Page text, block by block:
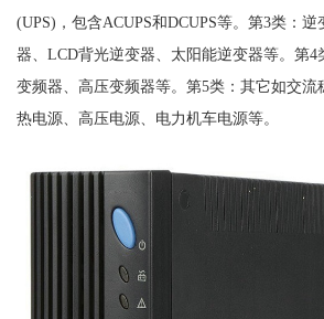
(UPS)，包含ACUPS和DCUPS等。第3类：
器、LCD背光逆变器、太阳能逆变器等。第4
变频器、高压变频器等。第5类：其它如交流
热电源、高压电源、电力机车电源等。